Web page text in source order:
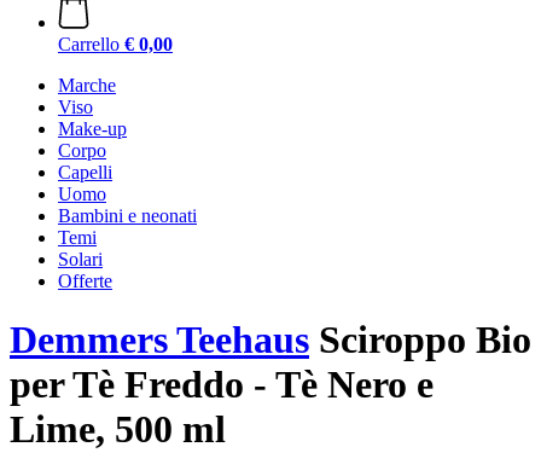
Carrello € 0,00
Marche
Viso
Make-up
Corpo
Capelli
Uomo
Bambini e neonati
Temi
Solari
Offerte
Demmers Teehaus Sciroppo Bio
per Tè Freddo - Tè Nero e
Lime, 500 ml